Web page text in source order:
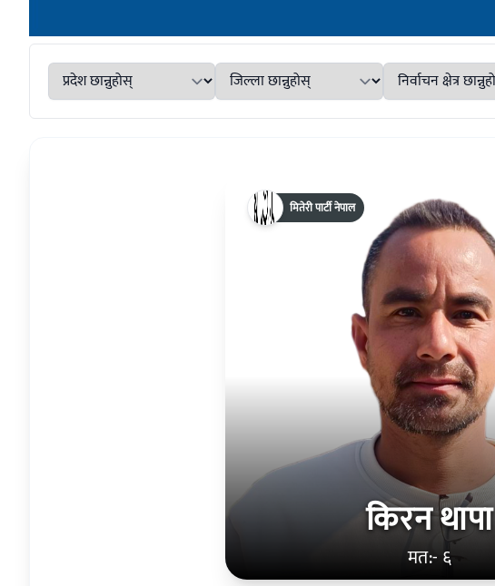
किरन थापा
मत:- ६
मितेरी पार्टी नेपाल